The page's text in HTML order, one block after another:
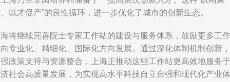
以才促产”的良性循环，进一步优化了城市的创新生态。
将继续完善院士专家工作站的建设与服务体系，鼓励更多工作
专业化、精细化、国际化方向发展。通过深化体制机制创新，
政策支持与资源整合，上海正推动这些工作站更高效地服务于
社会高质量发展，为实现高水平科技自立自强和现代化产业体